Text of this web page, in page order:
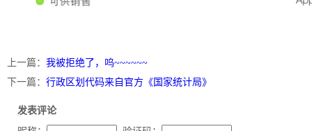
上一篇： 我被拒绝了，呜~~~~~~
下一篇： 行政区划代码来自官方《国家统计局》
发表评论